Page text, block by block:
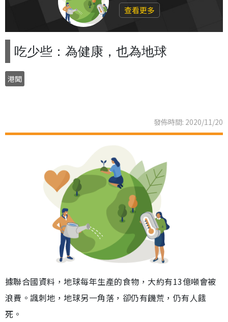
查看更多
吃少些：為健康，也為地球
港聞
發佈時間: 2020/11/20
據聯合國資料，地球每年生產的食物，大約有13億噸會被
浪費。諷刺地，地球另一角落，卻仍有饑荒，仍有人餓
死。